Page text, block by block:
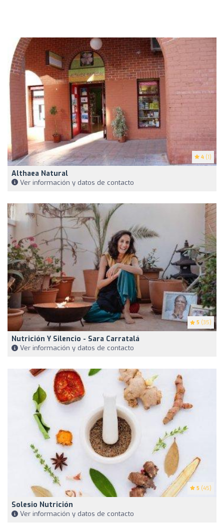
4 (1)
Althaea Natural
Ver información y datos de contacto
5 (35)
Nutrición Y Silencio - Sara Carratalá
Ver información y datos de contacto
5 (45)
Solesio Nutrición
Ver información y datos de contacto